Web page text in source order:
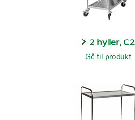
2 hyller, C2
Gå til produkt